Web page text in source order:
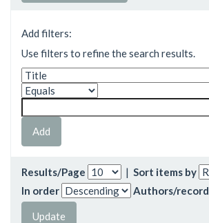
Add filters:
Use filters to refine the search results.
Results/Page | Sort items by
In order
Authors/record